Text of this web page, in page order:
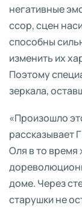
негативные
ссор, сцен
способны
изменить их
Поэтому
зеркала,
«Произошло
рассказывает
Оля в то время
доме. Через
старушки не